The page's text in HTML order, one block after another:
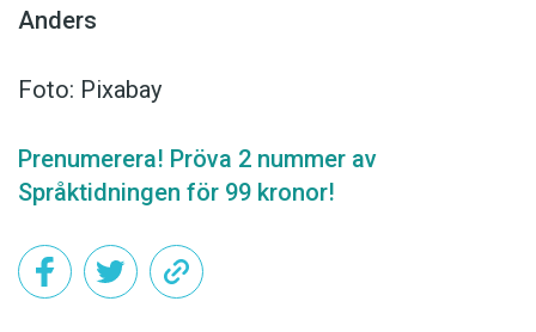
Anders
Foto: Pixabay
Prenumerera! Pröva 2 nummer av
Språktidningen för 99 kronor!